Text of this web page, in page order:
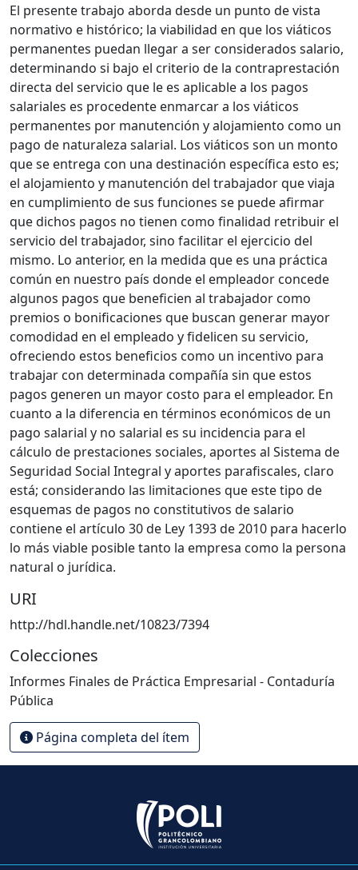
El presente trabajo aborda desde un punto de vista
normativo e histórico; la viabilidad en que los viáticos
permanentes puedan llegar a ser considerados salario,
determinando si bajo el criterio de la contraprestación
directa del servicio que le es aplicable a los pagos
salariales es procedente enmarcar a los viáticos
permanentes por manutención y alojamiento como un
pago de naturaleza salarial. Los viáticos son un monto
que se entrega con una destinación específica esto es;
el alojamiento y manutención del trabajador que viaja
en cumplimiento de sus funciones se puede afirmar
que dichos pagos no tienen como finalidad retribuir el
servicio del trabajador, sino facilitar el ejercicio del
mismo. Lo anterior, en la medida que es una práctica
común en nuestro país donde el empleador concede
algunos pagos que beneficien al trabajador como
premios o bonificaciones que buscan generar mayor
comodidad en el empleado y fidelicen su servicio,
ofreciendo estos beneficios como un incentivo para
trabajar con determinada compañía sin que estos
pagos generen un mayor costo para el empleador. En
cuanto a la diferencia en términos económicos de un
pago salarial y no salarial es su incidencia para el
cálculo de prestaciones sociales, aportes al Sistema de
Seguridad Social Integral y aportes parafiscales, claro
está; considerando las limitaciones que este tipo de
esquemas de pagos no constitutivos de salario
contiene el artículo 30 de Ley 1393 de 2010 para hacerlo
lo más viable posible tanto la empresa como la persona
natural o jurídica.
URI
http://hdl.handle.net/10823/7394
Colecciones
Informes Finales de Práctica Empresarial - Contaduría
Pública
Página completa del ítem